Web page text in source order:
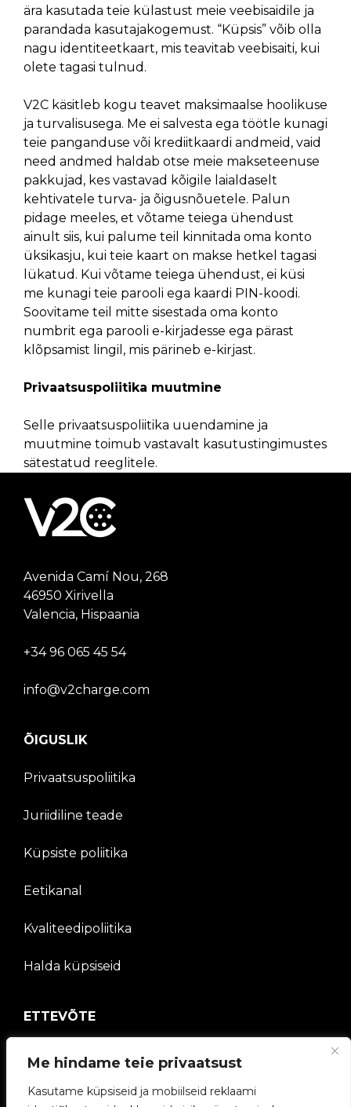
Me hindame teie privaatsust
Kasutame küpsiseid ja mobiilseid reklaami
ära kasutada teie külastust meie veebisaidile ja
parandada kasutajakogemust. “Küpsis” võib olla
nagu identiteetkaart, mis teavitab veebisaiti, kui
olete tagasi tulnud.
V2C käsitleb kogu teavet maksimaalse hoolikuse
ja turvalisusega. Me ei salvesta ega töötle kunagi
teie panganduse või krediitkaardi andmeid, vaid
need andmed haldab otse meie makseteenuse
pakkujad, kes vastavad kõigile laialdaselt
kehtivatele turva- ja õigusnõuetele. Palun
pidage meeles, et võtame teiega ühendust
ainult siis, kui palume teil kinnitada oma konto
üksikasju, kui teie kaart on makse hetkel tagasi
lükatud. Kui võtame teiega ühendust, ei küsi
me kunagi teie parooli ega kaardi PIN-koodi.
Soovitame teil mitte sisestada oma konto
numbrit ega parooli e-kirjadesse ega pärast
klõpsamist lingil, mis pärineb e-kirjast.
Privaatsuspoliitika muutmine
Selle privaatsuspoliitika uuendamine ja
muutmine toimub vastavalt kasutustingimustes
sätestatud reeglitele.
Avenida Camí Nou, 268
46950 Xirivella
Valencia, Hispaania
+34 96 065 45 54
info@v2charge.com
ÕIGUSLIK
Privaatsuspoliitika
Juriidiline teade
Küpsiste poliitika
Eetikanal
Kvaliteedipoliitika
Halda küpsiseid
ETTEVÕTE
V2C kogukond
Töötage meiega